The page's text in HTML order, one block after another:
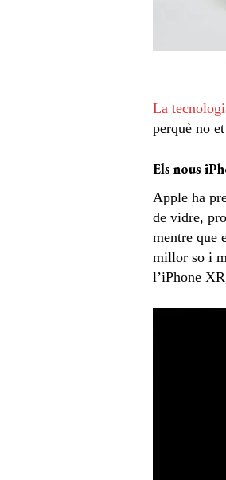
La
perquè no
Els nous
Apple ha
de vidre,
mentre que
millor so i
l’iPhone